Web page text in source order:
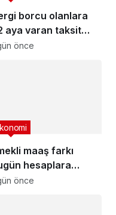
borcu olanlara
aya varan taksit
önce
maaş farkı
hesaplara
önce